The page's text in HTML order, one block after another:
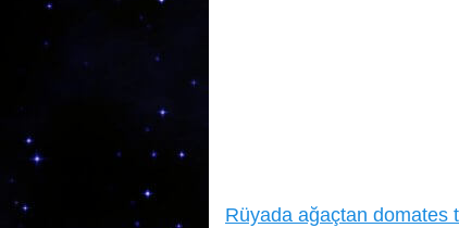
Rüyada ağaçtan domates